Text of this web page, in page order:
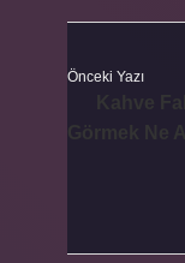
Önceki Yazı